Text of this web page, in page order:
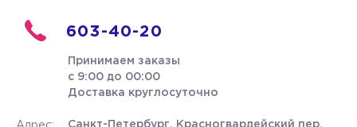
603-40-20
Принимаем заказы
с 9:00 до 00:00
Доставка круглосуточно
Санкт-Петербург, Красногвардейский пер.